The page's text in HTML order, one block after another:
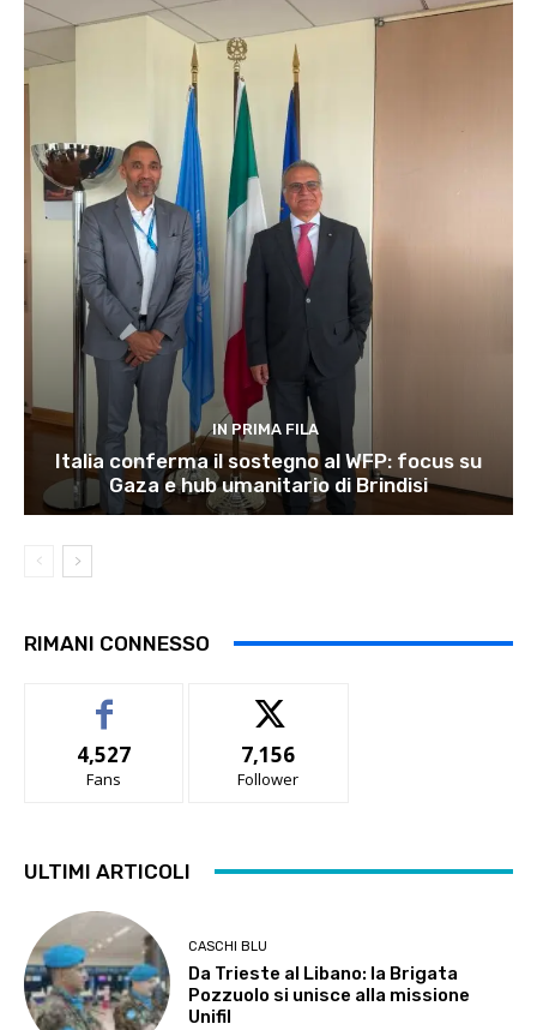
IN PRIMA FILA
Italia conferma il sostegno al WFP: focus su
Gaza e hub umanitario di Brindisi
RIMANI CONNESSO
4,527
Fans
7,156
Follower
ULTIMI ARTICOLI
CASCHI BLU
Da Trieste al Libano: la Brigata
Pozzuolo si unisce alla missione
Unifil